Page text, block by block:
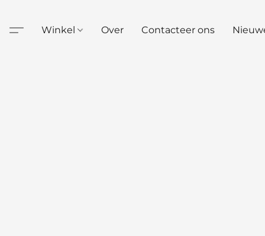
Winkel Over Contacteer ons